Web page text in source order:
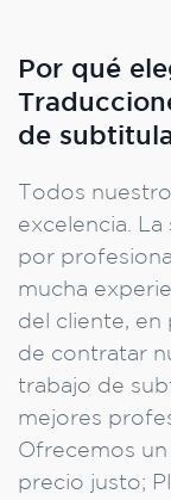
Por qué
de
Todos
excelencia.
por
mucha
del cliente, en
de contratar
trabajo de
mejores
Ofrecemos
precio justo;